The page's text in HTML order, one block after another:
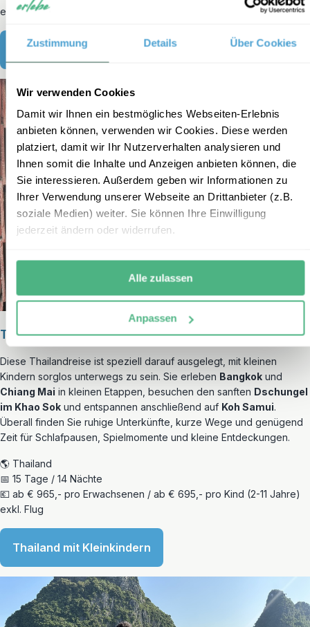
Zustimmung Details Über Cookies
Wir verwenden Cookies
Damit wir Ihnen ein bestmögliches Webseiten-Erlebnis
anbieten können, verwenden wir Cookies. Diese werden
platziert, damit wir Ihr Nutzerverhalten analysieren und
Ihnen somit die Inhalte und Anzeigen anbieten können, die
Sie interessieren. Außerdem geben wir Informationen zu
Ihrer Verwendung unserer Webseite an Drittanbieter (z.B.
soziale Medien) weiter. Sie können Ihre Einwilligung
jederzeit ändern oder widerrufen.
Alle zulassen
Anpassen
exkl. Flug
Von Bangkok nach Khao Lak mit kleinen Kindern
Thailand
Diese Thailandreise ist speziell darauf ausgelegt, mit kleinen
Kindern sorglos unterwegs zu sein. Sie erleben Bangkok und
Chiang Mai in kleinen Etappen, besuchen den sanften Dschungel
im Khao Sok und entspannen anschließend auf Koh Samui.
Überall finden Sie ruhige Unterkünfte, kurze Wege und genügend
Zeit für Schlafpausen, Spielmomente und kleine Entdeckungen.
🌎 Thailand
📅 15 Tage / 14 Nächte
💶 ab € 965,- pro Erwachsenen / ab € 695,- pro Kind (2-11 Jahre)
exkl. Flug
Thailand mit Kleinkindern